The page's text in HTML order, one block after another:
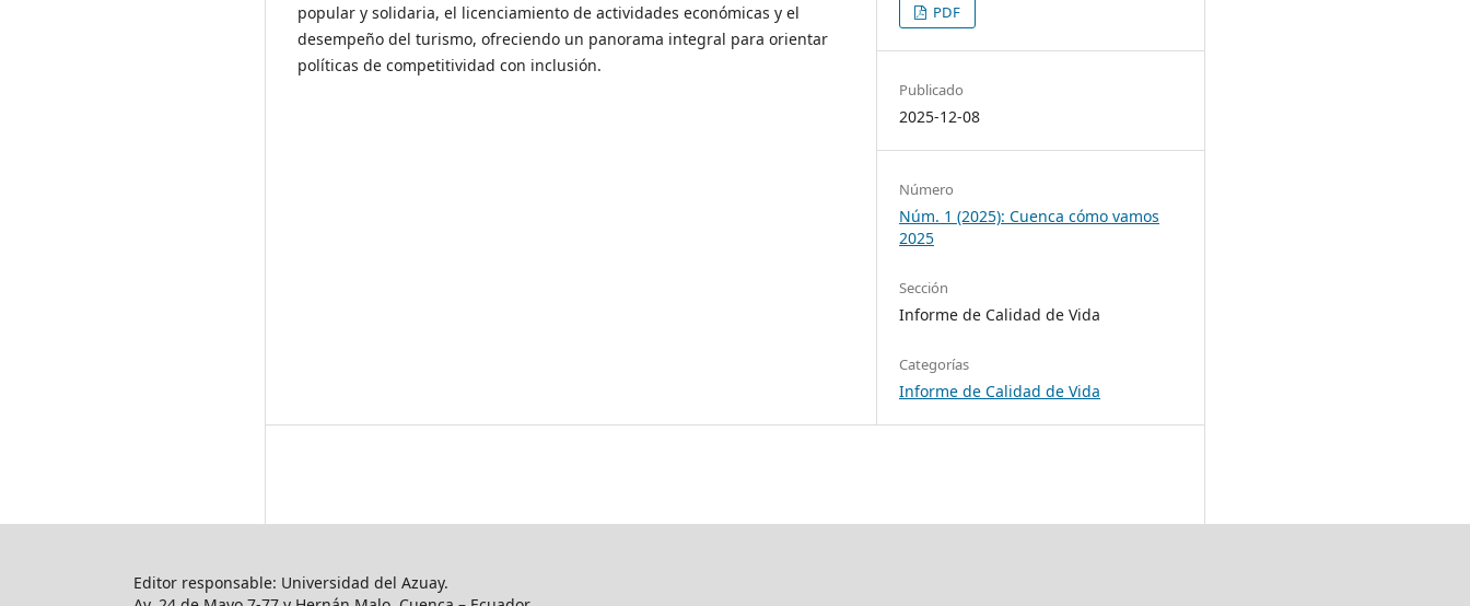
popular y solidaria, el licenciamiento de actividades económicas y el
desempeño del turismo, ofreciendo un panorama integral para orientar
políticas de competitividad con inclusión.
PDF
Publicado
2025-12-08
Número
Núm. 1 (2025): Cuenca cómo vamos
2025
Sección
Informe de Calidad de Vida
Categorías
Informe de Calidad de Vida
Editor responsable: Universidad del Azuay.